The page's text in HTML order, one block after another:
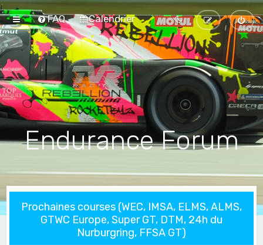
FAQ Calendrier
Endurance Forum
Prochaines courses (WEC, IMSA, ELMS, ALMS,
GTWC Europe, Super GT, DTM, 24h du
Nurburgring, FFSA GT)